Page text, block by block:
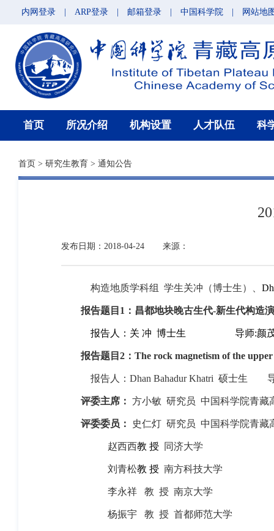
内网登录 ARP登录 邮箱登录 中国科学院 网站地
首页 所况介绍 机构设置 人才队伍 科
首页 > 研究生教育 > 通知公告
发布日期：2018-04-24 来源：
构造地质学科组 学生关冲（博士生）、
报告题目 1 ：昌都地块晚古生代-新生代构造
报告人：关 冲 博士生 导师:颜
报告题目 2 ： The rock magnetism of the
报告人： Dhan Bahadur Khatri 硕士生
评委主席： 方小敏 研究员 中国科学院青藏
评委委员： 史仁灯 研究员 中国科学院青藏
赵西西教 授 同济大学
刘青松教 授 南方科技大学
李永祥 教 授 南京大学
杨振宇 教 授 首都师范大学